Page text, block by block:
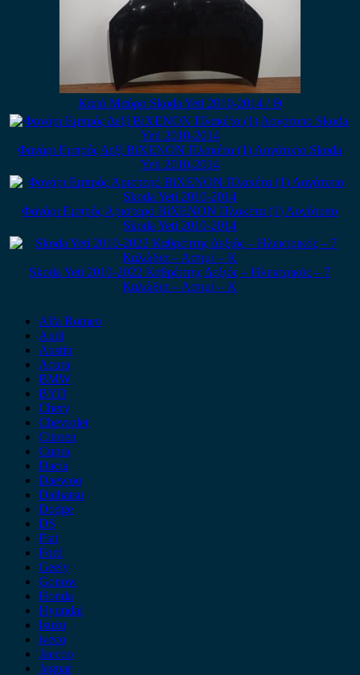
Καπό Μαύρο Skoda Yeti 2010-2014 / Θ
Φανάρι Εμπρός Δεξί BiXENON Πλακέτα (1) Λογότυπο Skoda
Yeti 2010-2014
Φανάρι Εμπρός Αριστερό BiXENON Πλακέτα (1) Λογότυπο
Skoda Yeti 2010-2014
Skoda Yeti 2010-2022 Καθρέπτης Δεξιός – Ηλεκτρικός – 7
Καλώδια – Ασημί – Κ
Alfa Romeo
Audi
Austin
Acura
BMW
BYD
Chery
Chevrolet
Citroen
Cupra
Dacia
Daewoo
Daihatsu
Dodge
DS
Fiat
Ford
Geely
Gonow
Honda
Hyundai
Isuzu
iveco
Jaecoo
Jaguar